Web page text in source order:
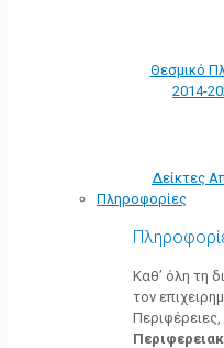
Θεσμικό
2014-
Δείκτες
Πληροφορίες
Καθ’ όλη τη
τον